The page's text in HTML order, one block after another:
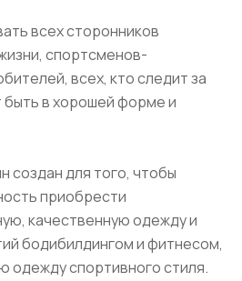
всех сторонников
спортсменов-
всех, кто следит за
быть в хорошей форме и
создан для того, чтобы
приобрести
качественную одежду и
бодибилдингом и фитнесом,
одежду спортивного стиля.